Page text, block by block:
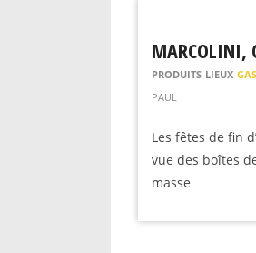
MARCOLINI,
PRODUITS LIEUX
PAUL
Les fêtes de fin
vue des boîtes
masse